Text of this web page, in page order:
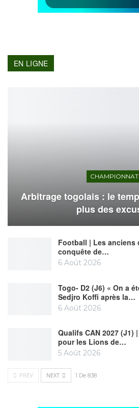
EN LIGNE
CHAMPIONNAT
Arbitrage togolais : le
plus des
Football | Les anciens
conquête de…
6 Août 2026
Togo- D2 (J6) « On a
Sedjro Koffi après la…
6 Août 2026
Qualifs CAN 2027 (J1)
pour les Lions de…
5 Août 2026
PREV NEXT 1 De 838